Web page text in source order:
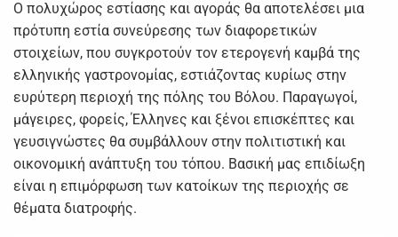
Ο πολυχώρος εστίασης και αγοράς θα αποτελέσει μια
πρότυπη εστία συνεύρεσης των διαφορετικών
στοιχείων, που συγκροτούν τον ετερογενή καμβά της
ελληνικής γαστρονομίας, εστιάζοντας κυρίως στην
ευρύτερη περιοχή της πόλης του Βόλου. Παραγωγοί,
μάγειρες, φορείς, Έλληνες και ξένοι επισκέπτες και
γευσιγνώστες θα συμβάλλουν στην πολιτιστική και
οικονομική ανάπτυξη του τόπου. Βασική μας επιδίωξη
είναι η επιμόρφωση των κατοίκων της περιοχής σε
θέματα διατροφής.